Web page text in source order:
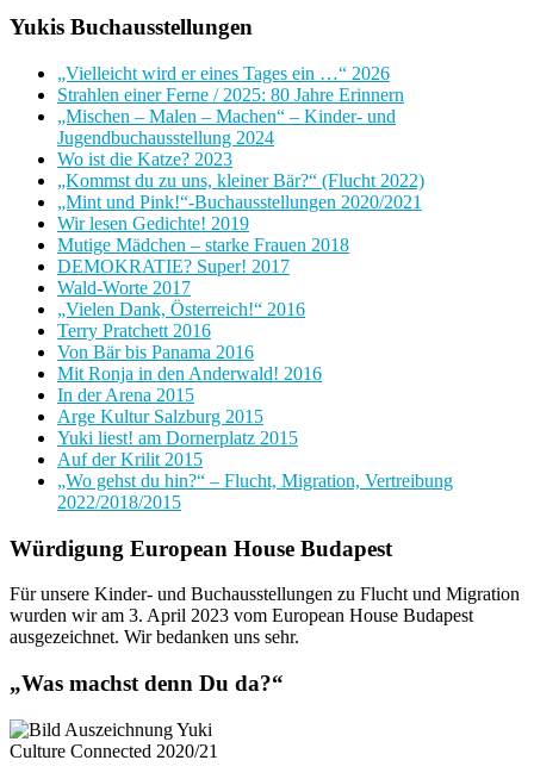
Yukis Buchausstellungen
„Vielleicht wird er eines Tages ein …“ 2026
Strahlen einer Ferne / 2025: 80 Jahre Erinnern
„Mischen – Malen – Machen“ – Kinder- und
Jugendbuchausstellung 2024
Wo ist die Katze? 2023
„Kommst du zu uns, kleiner Bär?“ (Flucht 2022)
„Mint und Pink!“-Buchausstellungen 2020/2021
Wir lesen Gedichte! 2019
Mutige Mädchen – starke Frauen 2018
DEMOKRATIE? Super! 2017
Wald-Worte 2017
„Vielen Dank, Österreich!“ 2016
Terry Pratchett 2016
Von Bär bis Panama 2016
Mit Ronja in den Anderwald! 2016
In der Arena 2015
Arge Kultur Salzburg 2015
Yuki liest! am Dornerplatz 2015
Auf der Krilit 2015
„Wo gehst du hin?“ – Flucht, Migration, Vertreibung
2022/2018/2015
Würdigung European House Budapest
Für unsere Kinder- und Buchausstellungen zu Flucht und Migration
wurden wir am 3. April 2023 vom European House Budapest
ausgezeichnet. Wir bedanken uns sehr.
„Was machst denn Du da?“